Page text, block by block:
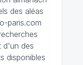
des aléas
paris.com
d'un des
disponibles